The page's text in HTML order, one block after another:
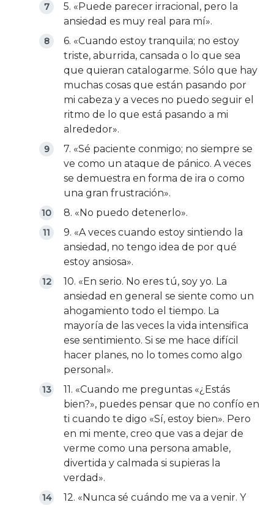
5. «Puede parecer irracional, pero la
ansiedad es muy real para mí».
6. «Cuando estoy tranquila; no estoy
triste, aburrida, cansada o lo que sea
que quieran catalogarme. Sólo que hay
muchas cosas que están pasando por
mi cabeza y a veces no puedo seguir el
ritmo de lo que está pasando a mi
alrededor».
7. «Sé paciente conmigo; no siempre se
ve como un ataque de pánico. A veces
se demuestra en forma de ira o como
una gran frustración».
8. «No puedo detenerlo».
9. «A veces cuando estoy sintiendo la
ansiedad, no tengo idea de por qué
estoy ansiosa».
10. «En serio. No eres tú, soy yo. La
ansiedad en general se siente como un
ahogamiento todo el tiempo. La
mayoría de las veces la vida intensifica
ese sentimiento. Si se me hace difícil
hacer planes, no lo tomes como algo
personal».
11. «Cuando me preguntas «¿Estás
bien?», puedes pensar que no confío en
ti cuando te digo «Sí, estoy bien». Pero
en mi mente, creo que vas a dejar de
verme como una persona amable,
divertida y calmada si supieras la
verdad».
12. «Nunca sé cuándo me va a venir. Y